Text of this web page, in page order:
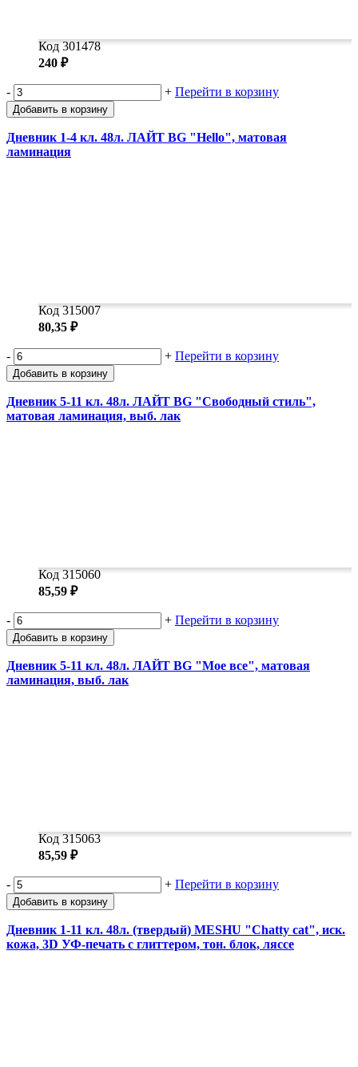
Код 301478
240 ₽
- + Перейти в корзину
Добавить в корзину
Дневник 1-4 кл. 48л. ЛАЙТ BG "Hello", матовая
ламинация
Код 315007
80,35 ₽
- + Перейти в корзину
Добавить в корзину
Дневник 5-11 кл. 48л. ЛАЙТ BG "Свободный стиль",
матовая ламинация, выб. лак
Код 315060
85,59 ₽
- + Перейти в корзину
Добавить в корзину
Дневник 5-11 кл. 48л. ЛАЙТ BG "Мое все", матовая
ламинация, выб. лак
Код 315063
85,59 ₽
- + Перейти в корзину
Добавить в корзину
Дневник 1-11 кл. 48л. (твердый) MESHU "Сhatty cat", иск.
кожа, 3D УФ-печать с глиттером, тон. блок, ляссе